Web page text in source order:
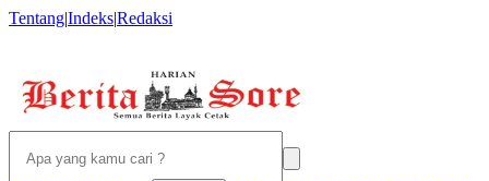
Tentang|Indeks|Redaksi